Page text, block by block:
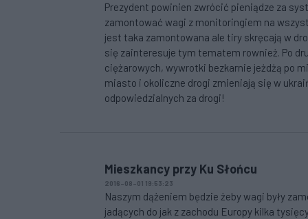
Prezydent powinien zwrócić pieniądze za
zamontować wagi z monitoringiem na
jest taka zamontowana ale tiry skręcają w
się zainteresuje tym tematem rownież. Po
ciężarowych, wywrotki bezkarnie jeżdżą po
miasto i okoliczne drogi zmieniają się w
odpowiedzialnych za drogi!
Mieszkancy przy Ku Słońcu
2016-08-01 19:53:23
Naszym dążeniem będzie żeby wagi były
jadących do jak z zachodu Europy kilka